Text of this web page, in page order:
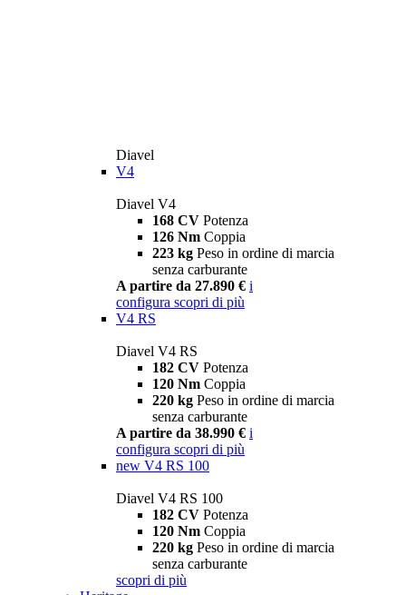
Diavel
V4
Diavel V4
168 CV Potenza
126 Nm Coppia
223 kg Peso in ordine di marcia
senza carburante
A partire da 27.890 € i
configura scopri di più
V4 RS
Diavel V4 RS
182 CV Potenza
120 Nm Coppia
220 kg Peso in ordine di marcia
senza carburante
A partire da 38.990 € i
configura scopri di più
new V4 RS 100
Diavel V4 RS 100
182 CV Potenza
120 Nm Coppia
220 kg Peso in ordine di marcia
senza carburante
scopri di più